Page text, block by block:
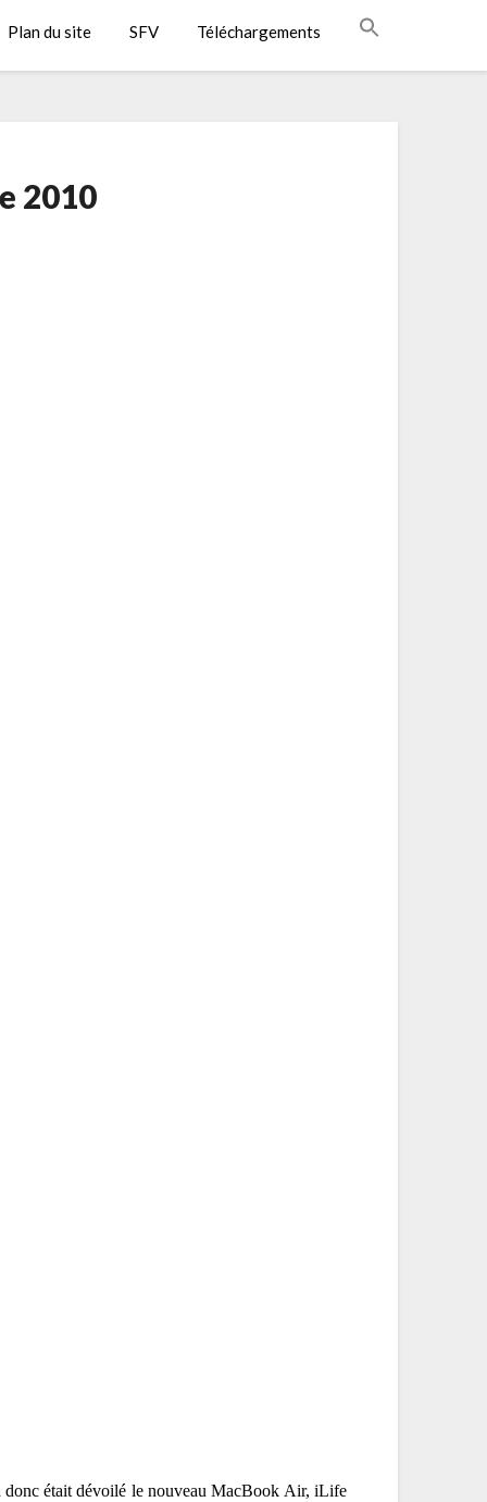
Plan du site SFV Téléchargements
2010
donc était dévoilé le nouveau MacBook Air, iLife